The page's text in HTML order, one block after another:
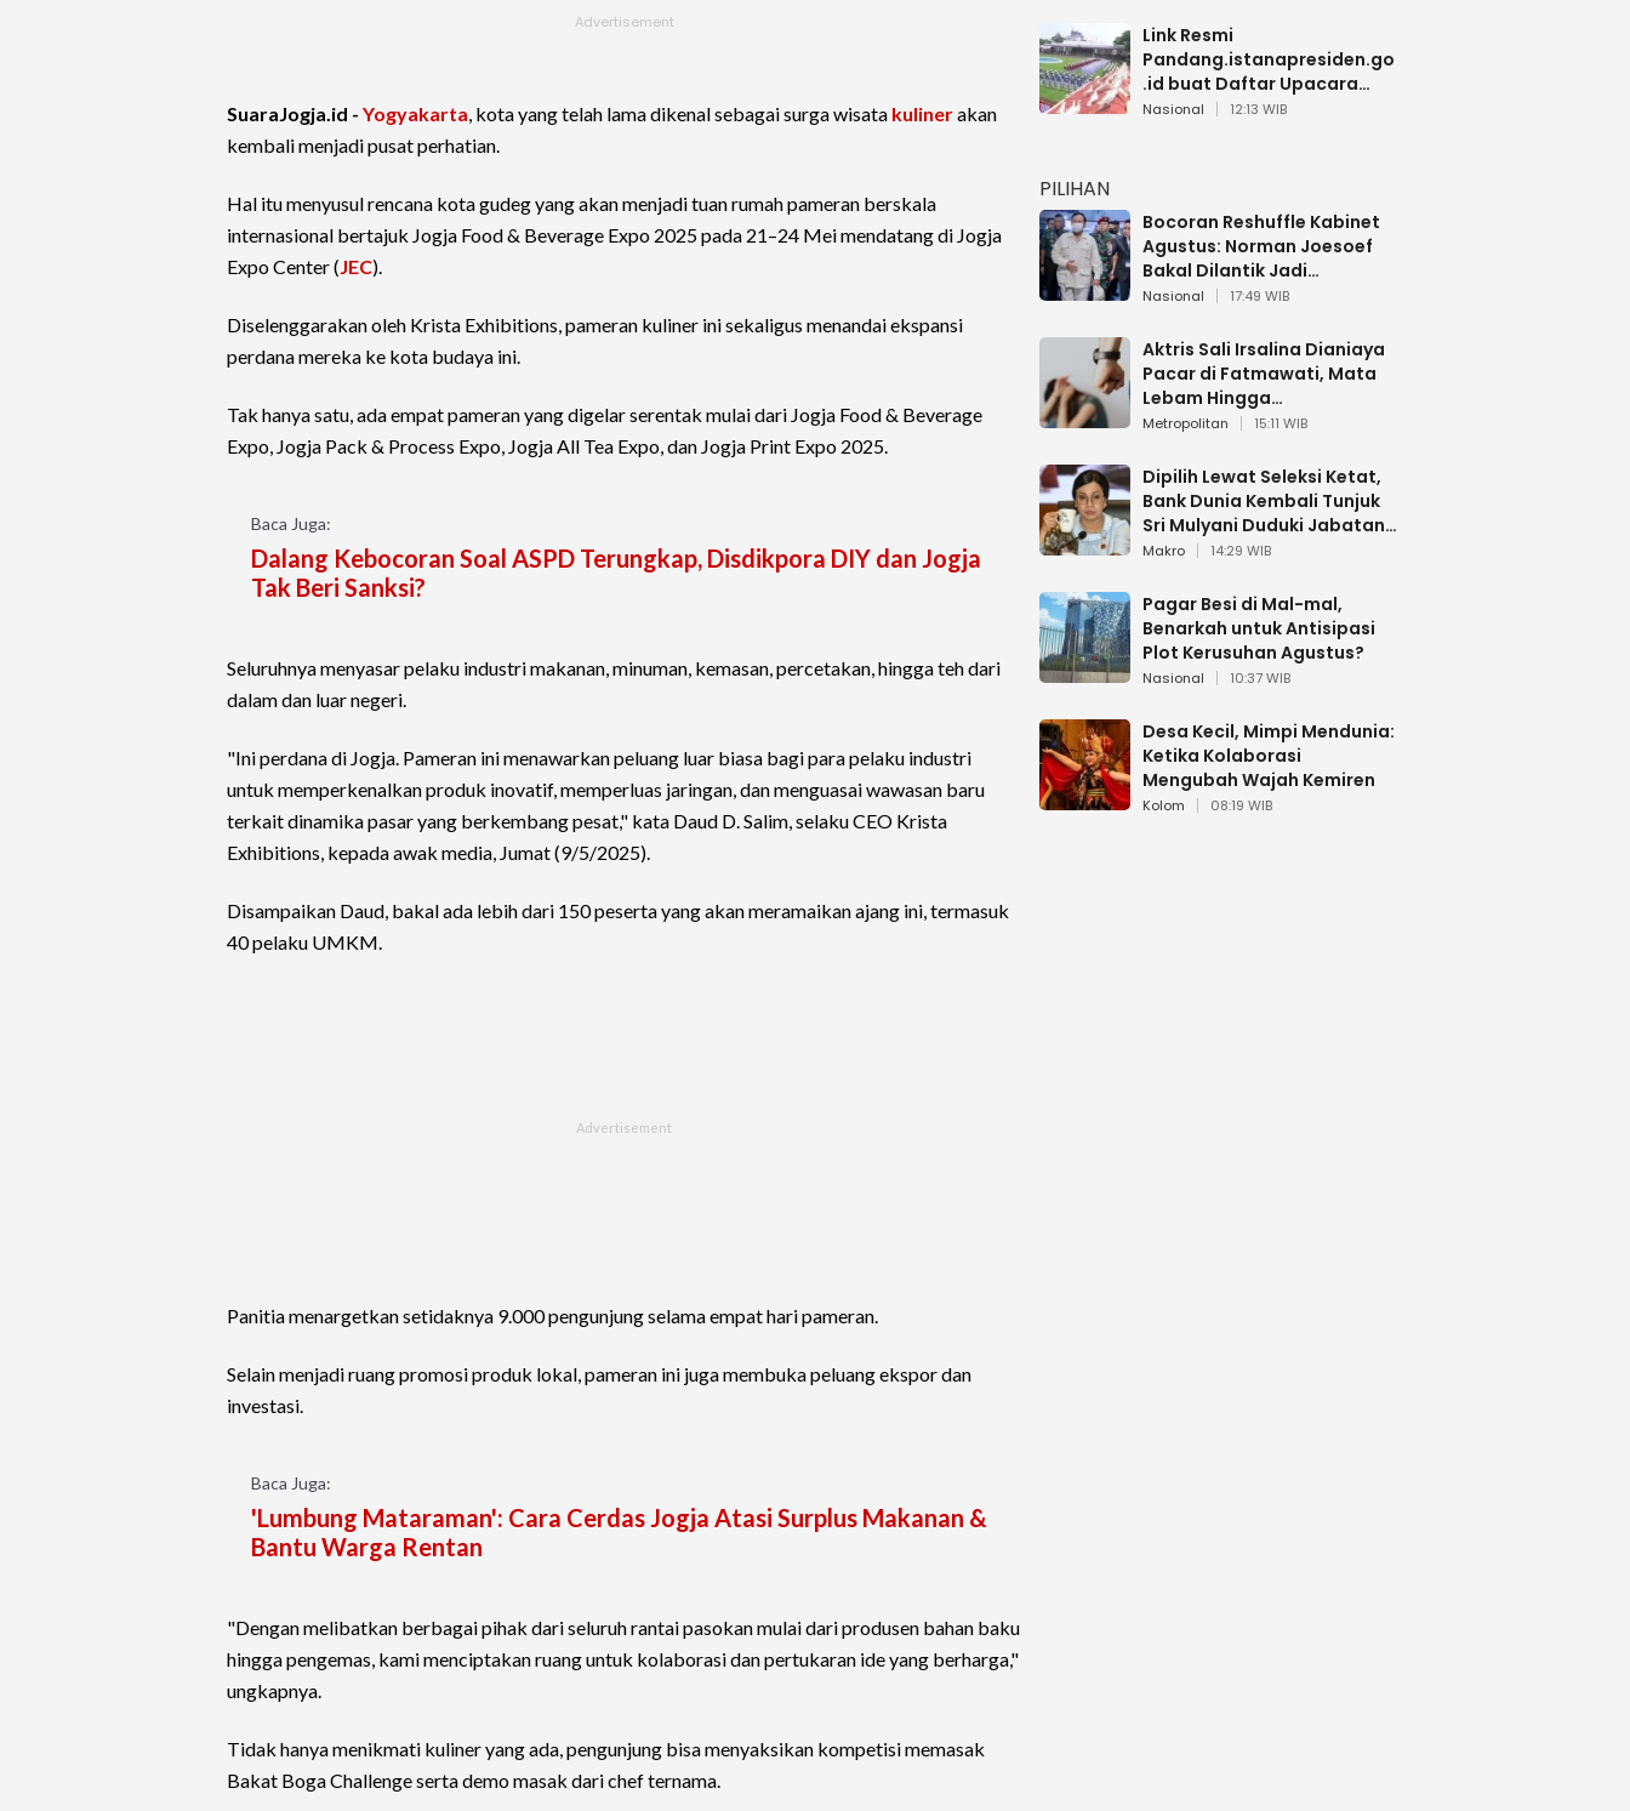
SuaraJogja.id - Yogyakarta, kota yang telah lama dikenal sebagai surga wisata kulinerakan
kembali menjadi pusat perhatian.
Hal itu menyusul rencana kota gudeg yang akan menjadi tuan rumah pameran berskala
internasional bertajuk Jogja Food & Beverage Expo 2025 pada 21–24 Mei mendatang di Jogja
Expo Center (JEC).
Diselenggarakan oleh Krista Exhibitions, pameran kuliner ini sekaligus menandai ekspansi
perdana mereka ke kota budaya ini.
Tak hanya satu, ada empat pameran yang digelar serentak mulai dari Jogja Food & Beverage
Expo, Jogja Pack & Process Expo, Jogja All Tea Expo, dan Jogja Print Expo 2025.
Baca Juga:
Dalang Kebocoran Soal ASPD Terungkap, Disdikpora DIY dan Jogja
Tak Beri Sanksi?
Seluruhnya menyasar pelaku industri makanan, minuman, kemasan, percetakan, hingga teh dari
dalam dan luar negeri.
"Ini perdana di Jogja. Pameran ini menawarkan peluang luar biasa bagi para pelaku industri
untuk memperkenalkan produk inovatif, memperluas jaringan, dan menguasai wawasan baru
terkait dinamika pasar yang berkembang pesat," kata Daud D. Salim, selaku CEO Krista
Exhibitions, kepada awak media, Jumat (9/5/2025).
Disampaikan Daud, bakal ada lebih dari 150 peserta yang akan meramaikan ajang ini, termasuk
40 pelaku UMKM.
Panitia menargetkan setidaknya 9.000 pengunjung selama empat hari pameran.
Selain menjadi ruang promosi produk lokal, pameran ini juga membuka peluang ekspor dan
investasi.
Baca Juga:
'Lumbung Mataraman': Cara Cerdas Jogja Atasi Surplus Makanan &
Bantu Warga Rentan
"Dengan melibatkan berbagai pihak dari seluruh rantai pasokan mulai dari produsen bahan baku
hingga pengemas, kami menciptakan ruang untuk kolaborasi dan pertukaran ide yang berharga,"
ungkapnya.
Tidak hanya menikmati kuliner yang ada, pengunjung bisa menyaksikan kompetisi memasak
Bakat Boga Challenge serta demo masak dari chef ternama.
Link Resmi
Pandang.istanapresiden.go
.id buat Daftar Upacara
Bendera HUT RI di Istana
Nasional 12:13 WIB
PILIHAN
Bocoran Reshuffle Kabinet
Agustus: Norman Joesoef
Bakal Dilantik Jadi
Wamenhan RI
Nasional 17:49 WIB
Aktris Sali Irsalina Dianiaya
Pacar di Fatmawati, Mata
Lebam Hingga
Diselamatkan Polantas
Metropolitan 15:11 WIB
Dipilih Lewat Seleksi Ketat,
Bank Dunia Kembali Tunjuk
Sri Mulyani Duduki Jabatan
Strategis
Makro 14:29 WIB
Pagar Besi di Mal-mal,
Benarkah untuk Antisipasi
Plot Kerusuhan Agustus?
Nasional 10:37 WIB
Desa Kecil, Mimpi Mendunia:
Ketika Kolaborasi
Mengubah Wajah Kemiren
Kolom 08:19 WIB